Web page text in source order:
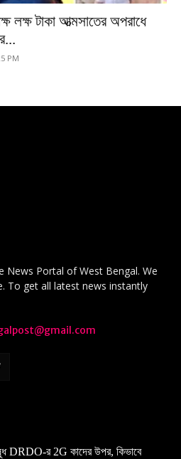
টাকা আত্মসাতের অপরাধে
PM
News Portal of West Bengal. We
To get all latest news instantly
DRDO-র 2G কাদের উপর, কিভাবে